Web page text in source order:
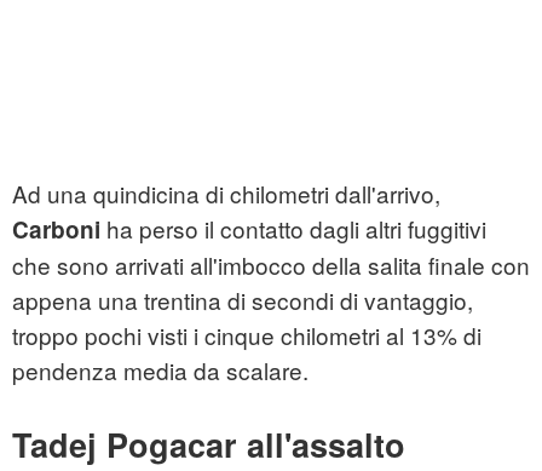
Ad una quindicina di chilometri dall'arrivo,
Carboni ha perso il contatto dagli altri fuggitivi
che sono arrivati all'imbocco della salita finale con
appena una trentina di secondi di vantaggio,
troppo pochi visti i cinque chilometri al 13% di
pendenza media da scalare.
Tadej Pogacar all'assalto